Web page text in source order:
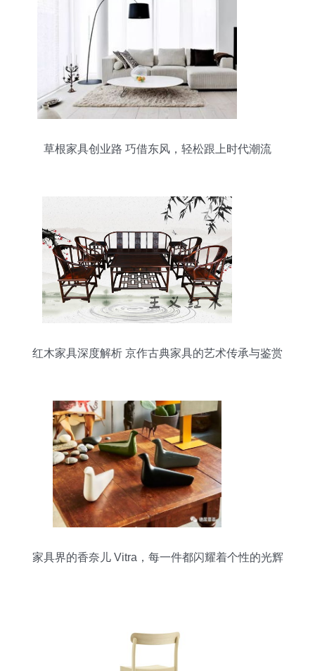
草根家具创业路 巧借东风，轻松跟上时代潮流
红木家具深度解析 京作古典家具的艺术传承与鉴赏
家具界的香奈儿 Vitra，每一件都闪耀着个性的光辉